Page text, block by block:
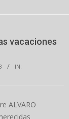
vacaciones
IN:
ALVARO